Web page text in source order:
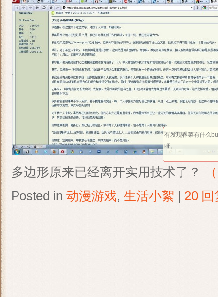
多边形原来已经离开实用技术了？
Posted in 动漫游戏, 生活小絮 | 20 回
有发现春菜有什么
呀。